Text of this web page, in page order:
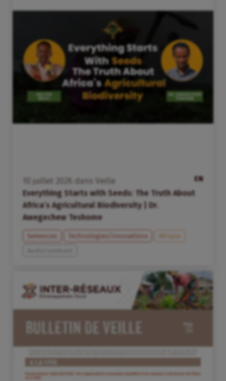
EN
juillet dans
Veille
Everything Starts with Seeds: The Truth About
Africa’s Agricultural Biodiversity | Dr.
Awegechew Teshome
Semences Technologies/innovations
Afrique